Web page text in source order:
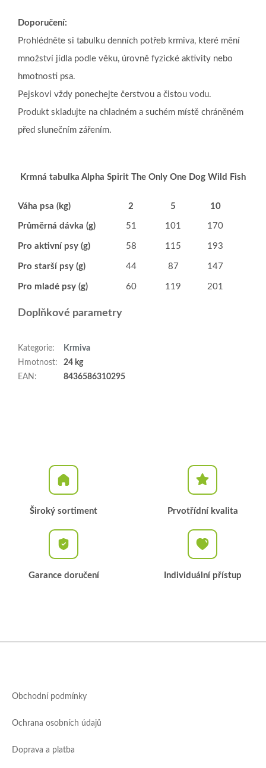
Doporučení:
Prohlédněte si tabulku denních potřeb krmiva, které mění
množství jídla podle věku, úrovně fyzické aktivity nebo
hmotnosti psa.
Pejskovi vždy ponechejte čerstvou a čistou vodu.
Produkt skladujte na chladném a suchém místě chráněném
před slunečním zářením.
Krmná tabulka Alpha Spirit The Only One Dog Wild Fish
Váha psa (kg) 2 5 10
Průměrná dávka (g) 51 101 170
Pro aktivní psy (g) 58 115 193
Pro starší psy (g) 44 87 147
Pro mladé psy (g) 60 119 201
Doplňkové parametry
Kategorie:
Krmiva
Hmotnost:
24 kg
EAN : 8436586310295
Široký sortiment Prvotřídní kvalita
Garance doručení Individuální přístup
Obchodní podmínky
Ochrana osobních údajů
Doprava a platba